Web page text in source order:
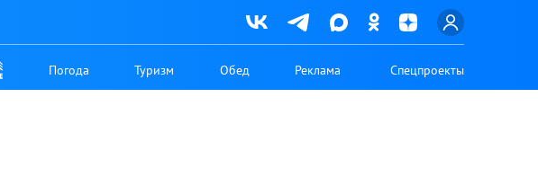
Погода Туризм Обед Реклама Спецпроекты